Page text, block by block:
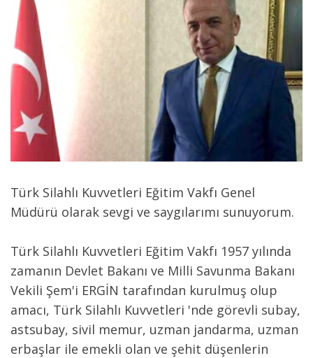
Türk Silahlı Kuvvetleri Eğitim Vakfı Genel
Müdürü olarak sevgi ve saygılarımı sunuyorum.
Türk Silahlı Kuvvetleri Eğitim Vakfı 1957 yılında
zamanın Devlet Bakanı ve Milli Savunma Bakanı
Vekili Şem'i ERGİN tarafından kurulmuş olup
amacı, Türk Silahlı Kuvvetleri 'nde görevli subay,
astsubay, sivil memur, uzman jandarma, uzman
erbaşlar ile emekli olan ve şehit düşenlerin